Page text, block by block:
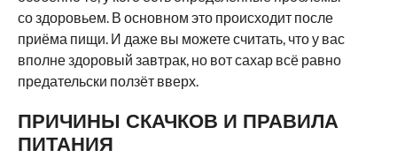
со здоровьем. В основном это происходит после
приёма пищи. И даже вы можете считать, что у вас
вполне здоровый завтрак, но вот сахар всё равно
предательски ползёт вверх.
ПРИЧИНЫ СКАЧКОВ И ПРАВИЛА
ПИТАНИЯ